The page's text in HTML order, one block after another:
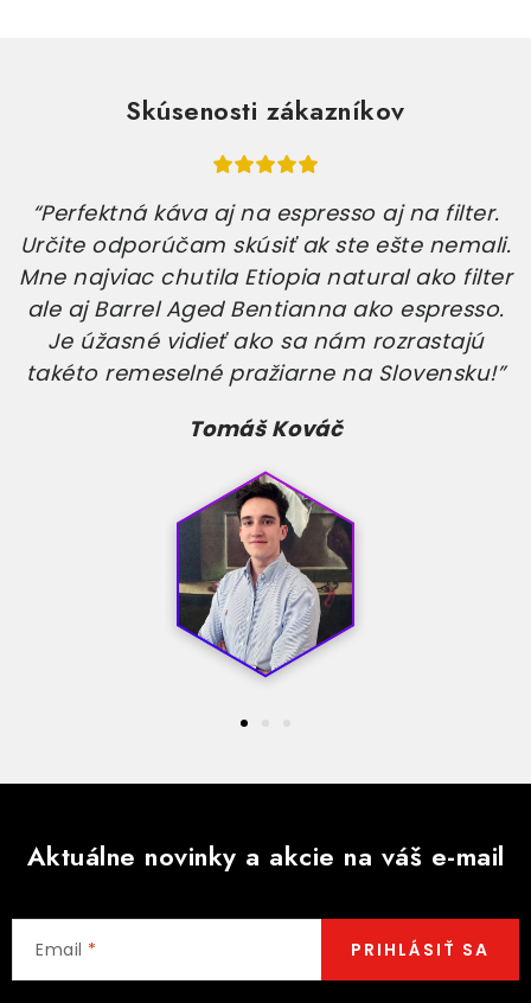
Skúsenosti zákazníkov
“Perfektná káva aj na espresso aj na filter.
Určite odporúčam skúsiť ak ste ešte nemali.
Mne najviac chutila Etiopia natural ako filter
ale aj Barrel Aged Bentianna ako espresso.
Je úžasné vidieť ako sa nám rozrastajú
takéto remeselné pražiarne na Slovensku!”
Tomáš Kováč
Aktuálne novinky a akcie na váš e-mail
Email PRIHLÁSIŤ SA